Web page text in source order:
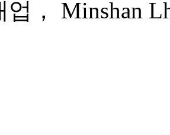
， Minshan